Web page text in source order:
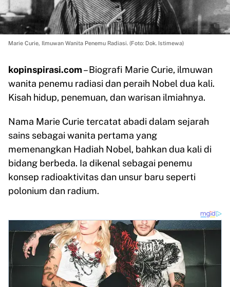
Marie Curie, Ilmuwan Wanita Penemu Radiasi. (Foto: Dok. Istimewa)
kopinspirasi.com– Biografi Marie Curie, ilmuwan
wanita penemu radiasi dan peraih Nobel dua kali.
Kisah hidup, penemuan, dan warisan ilmiahnya.
Nama Marie Curie tercatat abadi dalam sejarah
sains sebagai wanita pertama yang
memenangkan Hadiah Nobel, bahkan dua kali di
bidang berbeda. Ia dikenal sebagai penemu
konsep radioaktivitas dan unsur baru seperti
polonium dan radium.